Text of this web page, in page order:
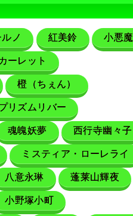
ノ 紅美鈴 小悪魔
ーレット
橙（ちぇん）
リズムリバー
魂魄妖夢 西行寺幽々子
ミスティア・ローレライ
八意永琳 蓬莱山輝夜
小野塚小町